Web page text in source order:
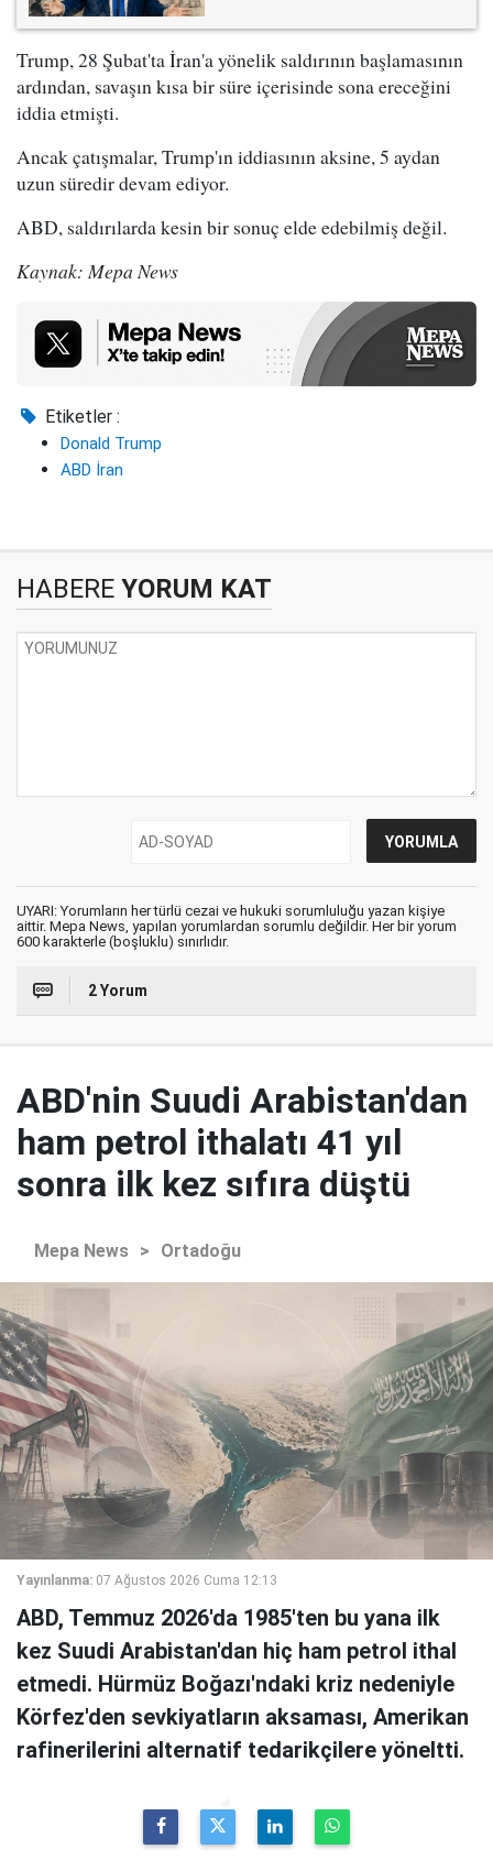
Trump, 28 Şubat'ta İran'a yönelik saldırının başlamasının
ardından, savaşın kısa bir süre içerisinde sona ereceğini
iddia etmişti.
Ancak çatışmalar, Trump'ın iddiasının aksine, 5 aydan
uzun süredir devam ediyor.
ABD, saldırılarda kesin bir sonuç elde edebilmiş değil.
Kaynak: Mepa News
Etiketler :
Donald Trump
ABD İran
HABERE YORUM KAT
UYARI: Yorumların her türlü cezai ve hukuki sorumluluğu yazan kişiye
aittir. Mepa News, yapılan yorumlardan sorumlu değildir. Her bir yorum
600 karakterle (boşluklu) sınırlıdır.
2 Yorum
ABD'nin Suudi Arabistan'dan
ham petrol ithalatı 41 yıl
sonra ilk kez sıfıra düştü
Mepa News > Ortadoğu
Yayınlanma: 07 Ağustos 2026 Cuma 12:13
ABD, Temmuz 2026'da 1985'ten bu yana ilk
kez Suudi Arabistan'dan hiç ham petrol ithal
etmedi. Hürmüz Boğazı'ndaki kriz nedeniyle
Körfez'den sevkiyatların aksaması, Amerikan
rafinerilerini alternatif tedarikçilere yöneltti.